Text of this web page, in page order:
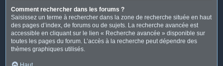
Comment rechercher dans les forums ?
Saisissez un terme à rechercher dans la zone de recherche située en haut
des pages d’index, de forums ou de sujets. La recherche avancée est
accessible en cliquant sur le lien « Recherche avancée » disponible sur
toutes les pages du forum. L’accès à la recherche peut dépendre des
thèmes graphiques utilisés.